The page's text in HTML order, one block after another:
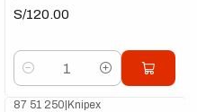
S/120.00
Cantidad
87 51 250|Knipex